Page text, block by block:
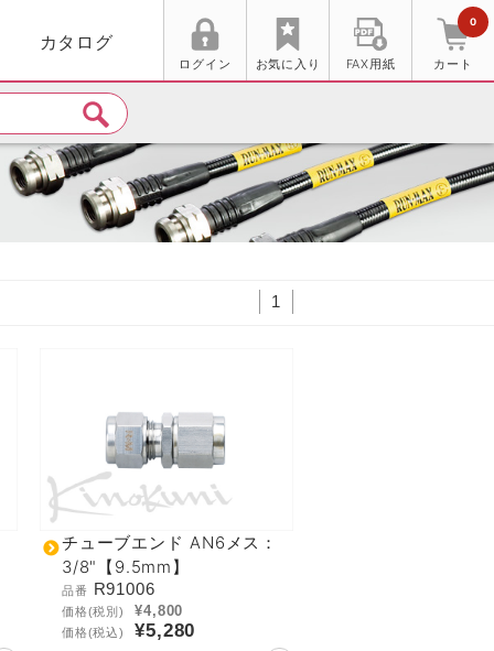
カタログ
ログイン お気に入り FAX用紙 カート
0
1
チューブエンド AN6メス：
3/8"【9.5mm】
品番 R91006
価格(税別) ¥4,800
価格(税込) ¥5,280